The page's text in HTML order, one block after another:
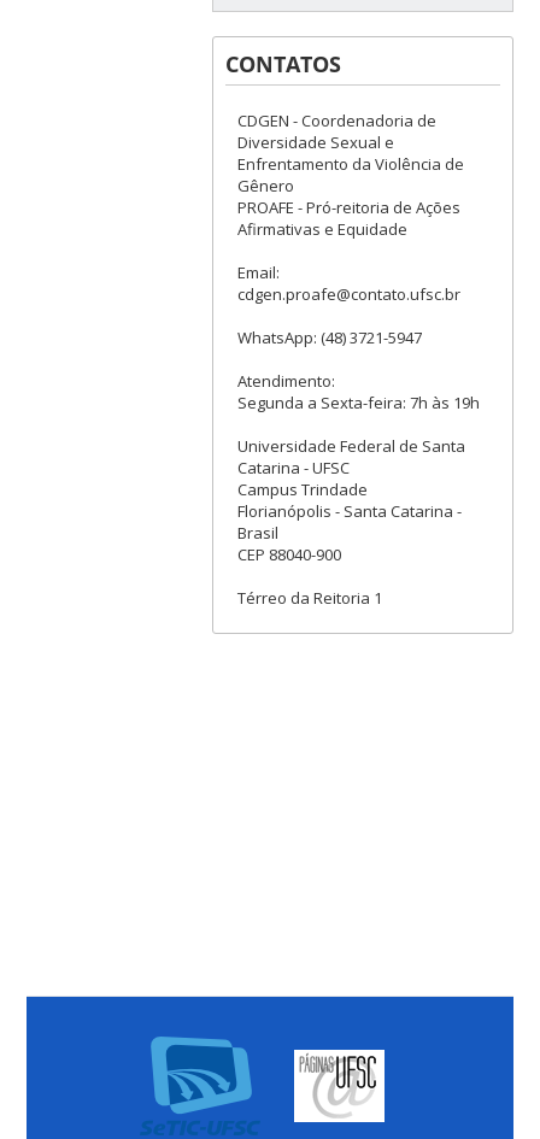
CONTATOS
CDGEN - Coordenadoria de
Diversidade Sexual e
Enfrentamento da Violência de
Gênero
PROAFE - Pró-reitoria de Ações
Afirmativas e Equidade
Email:
cdgen.proafe@contato.ufsc.br
WhatsApp: (48) 3721-5947
Atendimento:
Segunda a Sexta-feira: 7h às 19h
Universidade Federal de Santa
Catarina - UFSC
Campus Trindade
Florianópolis - Santa Catarina -
Brasil
CEP 88040-900
Térreo da Reitoria 1